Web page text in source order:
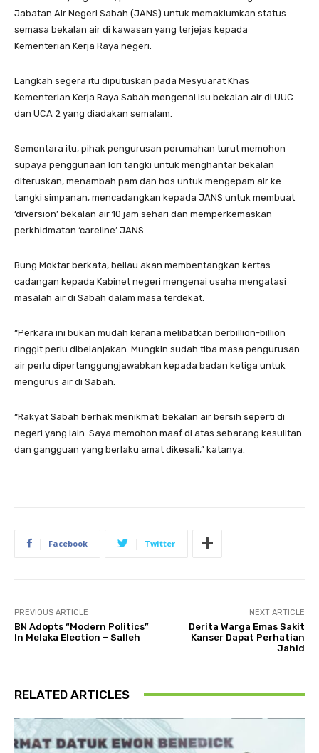
Jabatan Air Negeri Sabah (JANS) untuk memaklumkan status
semasa bekalan air di kawasan yang terjejas kepada
Kementerian Kerja Raya negeri.
Langkah segera itu diputuskan pada Mesyuarat Khas
Kementerian Kerja Raya Sabah mengenai isu bekalan air di UUC
dan UCA 2 yang diadakan semalam.
Sementara itu, pihak pengurusan perumahan turut memohon
supaya penggunaan lori tangki untuk menghantar bekalan
diteruskan, menambah pam dan hos untuk mengepam air ke
tangki simpanan, mencadangkan kepada JANS untuk membuat
‘diversion’ bekalan air 10 jam sehari dan memperkemaskan
perkhidmatan ‘careline’ JANS.
Bung Moktar berkata, beliau akan membentangkan kertas
cadangan kepada Kabinet negeri mengenai usaha mengatasi
masalah air di Sabah dalam masa terdekat.
“Perkara ini bukan mudah kerana melibatkan berbillion-billion
ringgit perlu dibelanjakan. Mungkin sudah tiba masa pengurusan
air perlu dipertanggungjawabkan kepada badan ketiga untuk
mengurus air di Sabah.
“Rakyat Sabah berhak menikmati bekalan air bersih seperti di
negeri yang lain. Saya memohon maaf di atas sebarang kesulitan
dan gangguan yang berlaku amat dikesali,” katanya.
Facebook Twitter
PREVIOUS ARTICLE
BN Adopts “Modern Politics”
In Melaka Election – Salleh
NEXT ARTICLE
Derita Warga Emas Sakit
Kanser Dapat Perhatian
Jahid
RELATED ARTICLES